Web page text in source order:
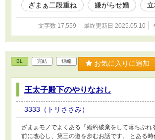
ざまぁ二段重ね 嫌がらせ婚
文字数 17,559 最終更新日 2025.05.10
BL 完結 短編 お気に入りに追加
王太子殿下のやりなおし
3333（トリささみ）
ざまぁモノでよくある『婚約破棄をして落ちぶれ
前に改心し、第三の道を歩むお話です。 とある